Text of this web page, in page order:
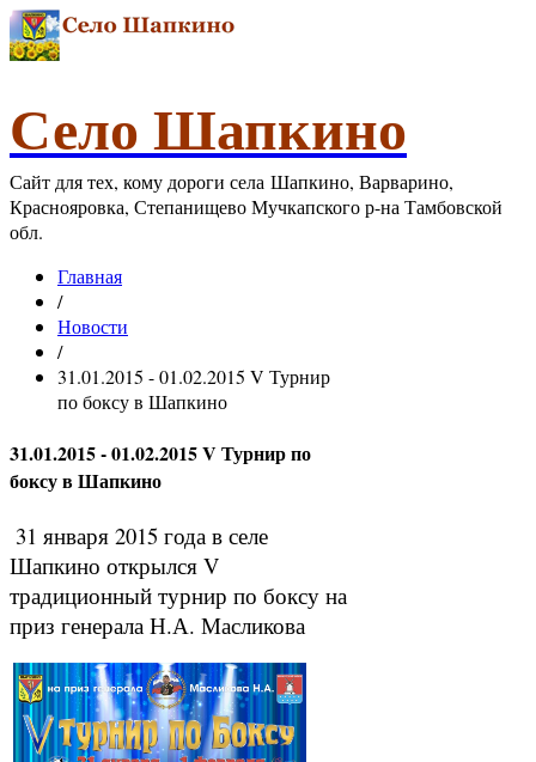
Село Шапкино
Сайт для тех, кому дороги села Шапкино, Варварино,
Краснояровка, Степанищево Мучкапского р-на Тамбовской
обл.
Главная
/
Новости
/
31.01.2015 - 01.02.2015 V Турнир
по боксу в Шапкино
31.01.2015 - 01.02.2015 V Турнир по
боксу в Шапкино
31 января 2015 года в селе
Шапкино открылся V
традиционный турнир по боксу на
приз генерала Н.А. Масликова